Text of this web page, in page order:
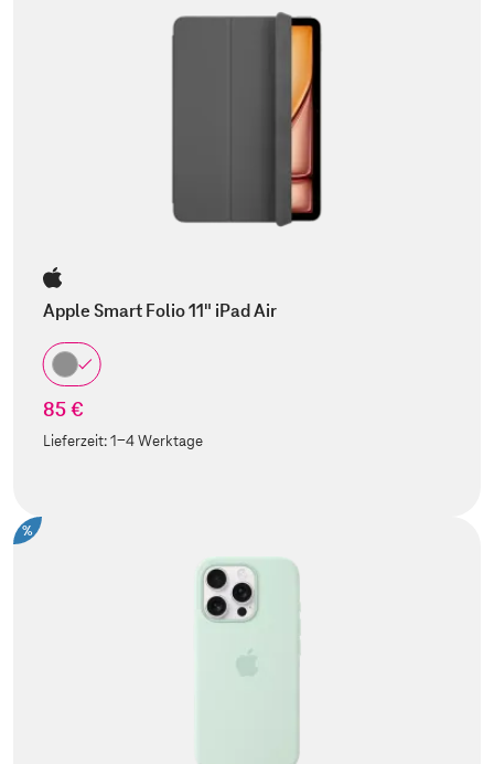
Apple Smart Folio 11" iPad Air
85 €
Lieferzeit:1-4 Werktage
%